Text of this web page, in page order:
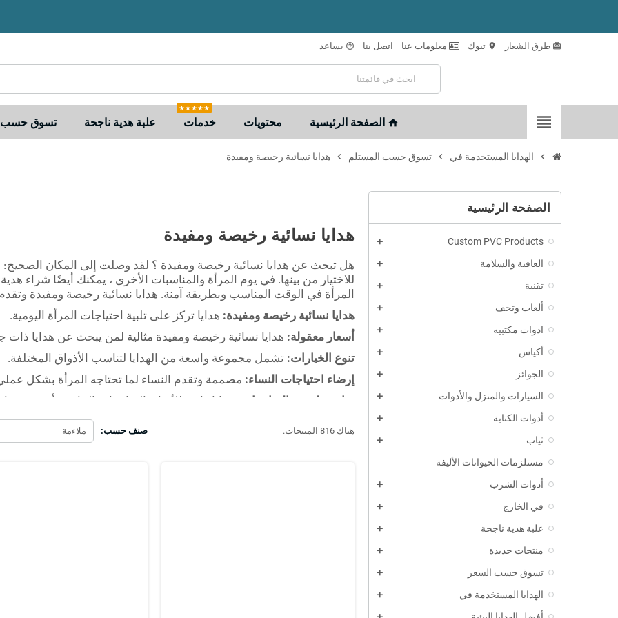
card_giftcard طرق الشعار location_on تبوك معلومات عنا اتصل بنا help_outline يساعد
view_headline
home الصفحة الرئيسية محتويات خدمات
★★★★★
علبة هدية ناجحة تسوق حسب
chevron_right الهدايا المستخدمة في chevron_right تسوق حسب المستلم chevron_right هدايا نسائية رخيصة ومفيدة
الصفحة الرئيسية
Custom PVC Products
العافية والسلامة
تقنية
ألعاب وتحف
ادوات مكتبيه
أكياس
الجوائز
السيارات والمنزل والأدوات
أدوات الكتابة
ثياب
مستلزمات الحيوانات الأليفة
أدوات الشرب
في الخارج
علبة هدية ناجحة
منتجات جديدة
تسوق حسب السعر
الهدايا المستخدمة في
هدايا نسائية رخيصة ومفيدة
هل تبحث عن هدايا نسائية رخيصة ومفيدة ؟ لقد وصلت إلى المكان الصحيح:
للاختيار من بينها. في يوم المرأة والمناسبات الأخرى ، يمكنك أيضًا شراء
المرأة في الوقت المناسب وبطريقة آمنة. هدايا نسائية رخيصة ومفيدة وتقدم
هدايا نسائية رخيصة ومفيدة: هدايا تركز على تلبية احتياجات المرأة اليومية.
أسعار معقولة: هدايا نسائية رخيصة ومفيدة مثالية لمن يبحث عن هدايا ذات
تنوع الخيارات: تشمل مجموعة واسعة من الهدايا لتناسب الأذواق المختلفة.
إرضاء احتياجات النساء: مصممة وتقدم النساء لما تحتاجه المرأة بشكل
صنف حسب: ملاءمة هناك 816 المنتجات.